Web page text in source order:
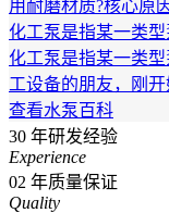
用耐磨材质?核心原
化工泵是指某一类型
化工泵是指某一类
工设备的朋友，刚
查看水泵百科
30 年研发经验
Experience
02 年质量保证
Quality